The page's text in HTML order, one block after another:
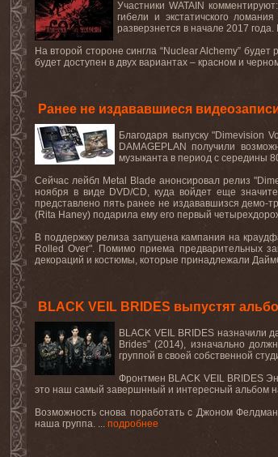
УчастникиWATAIN комментируют:
гибели
и экстатичского ломания
разверзнется в начале 2017 года.
На второй стороне сингла “NuclearAlchemy” будет
будет доступен в двух вариантах – красном и
Ранее не издававшиеся
Благодаря выпуску "Dimevision Vol
DAMAGEPLAN получили
музыканта в период с середины
Сейчас лейбл Metal Blade анонсировал релиз "
ноября в виде DVD/CD, куда войдет еще
представлено пять ранее не издававшизся демо-
(Rita Haney) подарила ему его первый
В поддержку релиза запущена кампания на
Rolled Over". Помимо приема предварительных
декораций и костюмы, которые принадлежали
BLACK VEIL BRIDES выпустят
BLACK VEIL BRIDES назначили
Brides” (2014), изначально
группой в своей собственной
Фронтмен BLACK VEIL BRIDES
это наш самый завершнный и интересный альбом
Возможность снова поработать с Джоном
наша группа. ... подробнее